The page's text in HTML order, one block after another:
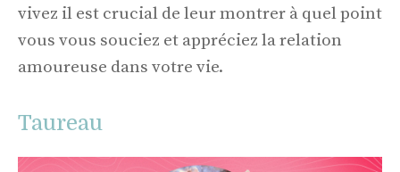
vivez il est crucial de leur montrer à quel point
vous vous souciez et appréciez la relation
amoureuse dans votre vie.
Taureau